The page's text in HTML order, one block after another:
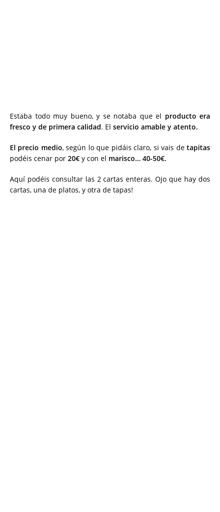
Estaba todo muy bueno, y se notaba que el producto era
fresco y de primera calidad. El servicio amable y atento.
El precio medio, según lo que pidáis claro, si vais detapitas
podéis cenar por 20€ y con el marisco… 40-50€.
Aquí podéis consultar las 2 cartas enteras. Ojo que hay dos
cartas, una de platos, y otra de tapas!